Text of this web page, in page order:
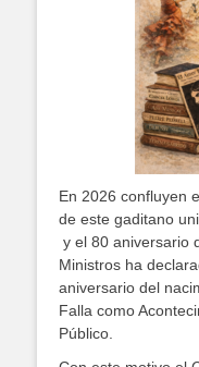
En 2026 confluyen
de este gaditano
y el 80 aniversario
Ministros ha
aniversario del
Falla como
Público.